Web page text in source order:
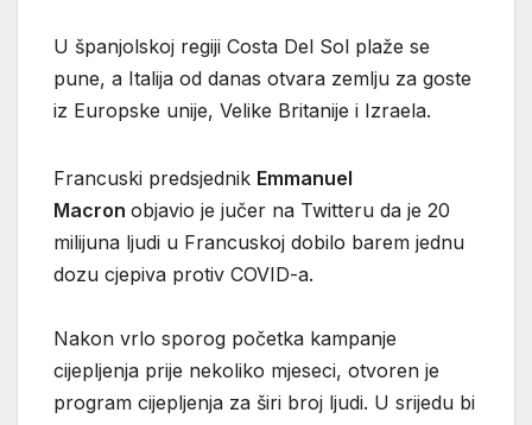
U španjolskoj regiji Costa Del Sol plaže se
pune, a Italija od danas otvara zemlju za goste
iz Europske unije, Velike Britanije i Izraela.
Francuski predsjednik Emmanuel
Macron objavio je jučer na Twitteru da je 20
milijuna ljudi u Francuskoj dobilo barem jednu
dozu cjepiva protiv COVID-a.
Nakon vrlo sporog početka kampanje
cijepljenja prije nekoliko mjeseci, otvoren je
program cijepljenja za širi broj ljudi. U srijedu bi